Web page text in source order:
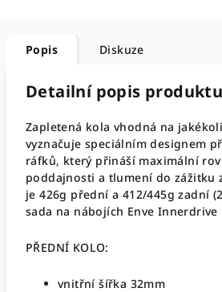
Popis Diskuze
Detailní popis produktu
Zapletená kola vhodná na
vyznačuje speciálním designem
ráfků, který přináší maximální
poddajnosti a tlumení do zážitku
je 426g přední a 412/445g zadní
sada na nábojích Enve Innerdrive
PŘEDNÍ KOLO:
vnitřní šířka 32mm